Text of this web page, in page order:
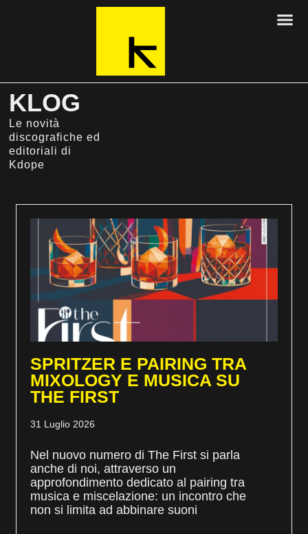
KLOG
Le novità
discografiche ed
editoriali di
Kdope
SPRITZER E PAIRING TRA
MIXOLOGY E MUSICA SU
THE FIRST
31 Luglio 2026
Nel nuovo numero di The First si parla
anche di noi, attraverso un
approfondimento dedicato al pairing tra
musica e miscelazione: un incontro che
non si limita ad abbinare suoni